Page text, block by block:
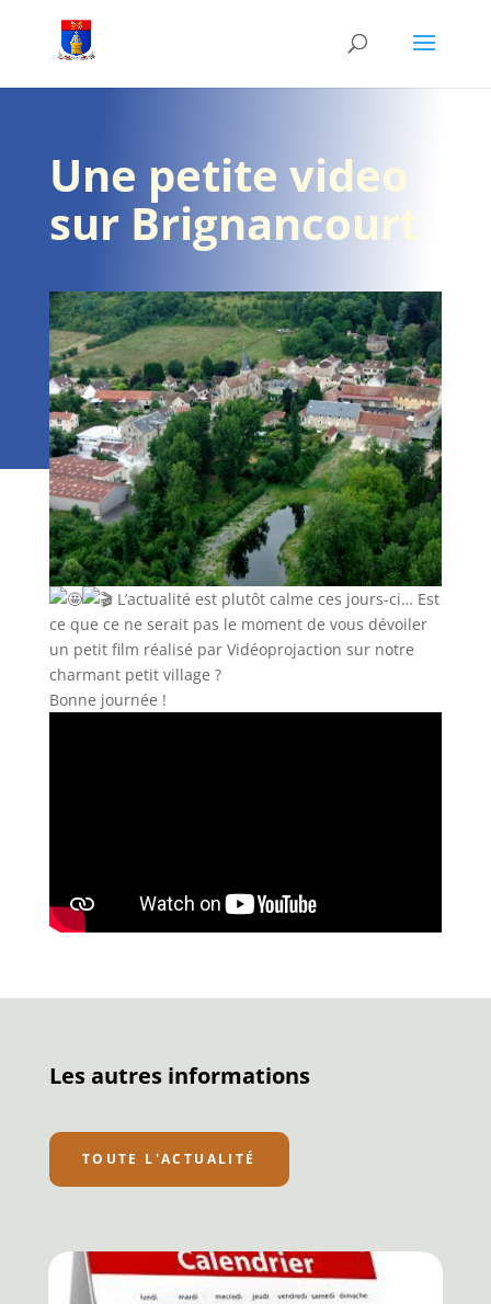
Une petite video
sur Brignancourt
L’actualité est plutôt calme ces jours-ci… Est
ce que ce ne serait pas le moment de vous dévoiler
un petit film réalisé par Vidéoprojaction sur notre
charmant petit village ?
Bonne journée !
Les autres informations
TOUTE L'ACTUALITÉ